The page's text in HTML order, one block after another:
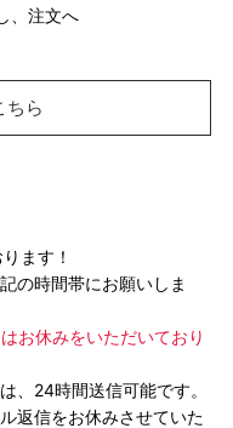
、注文へ
ちら
ます！
の時間帯にお願いしま
お休みをいただいており
、24時間送信可能です。
返信をお休みさせていた